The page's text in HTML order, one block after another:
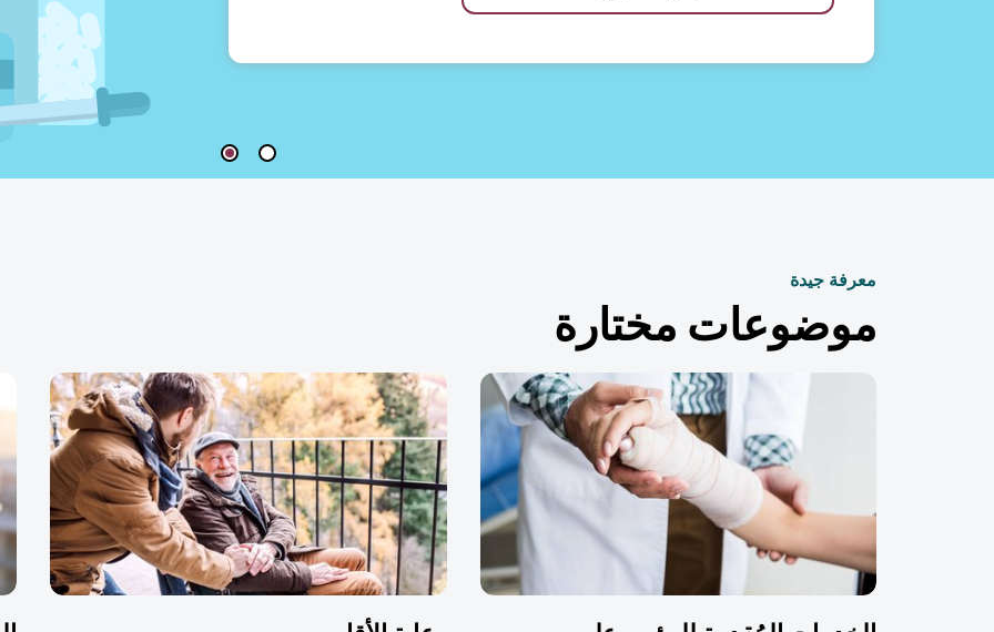
معرفة جيدة
موضوعات مختارة